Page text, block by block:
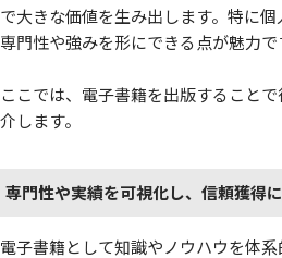
で大きな価値を生み出します。特に個
専門性や強みを形にできる点が魅力で
ここでは、電子書籍を出版すること
介します。
専門性や実績を可視化し、信頼獲得
電子書籍として知識やノウハウを体